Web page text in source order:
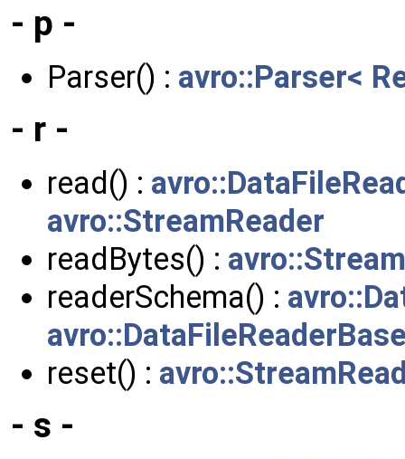
- p -
Parser() : avro::Parser<
- r -
read() :
avro::StreamReader
readBytes() :
readerSchema() :
reset() :
- s -